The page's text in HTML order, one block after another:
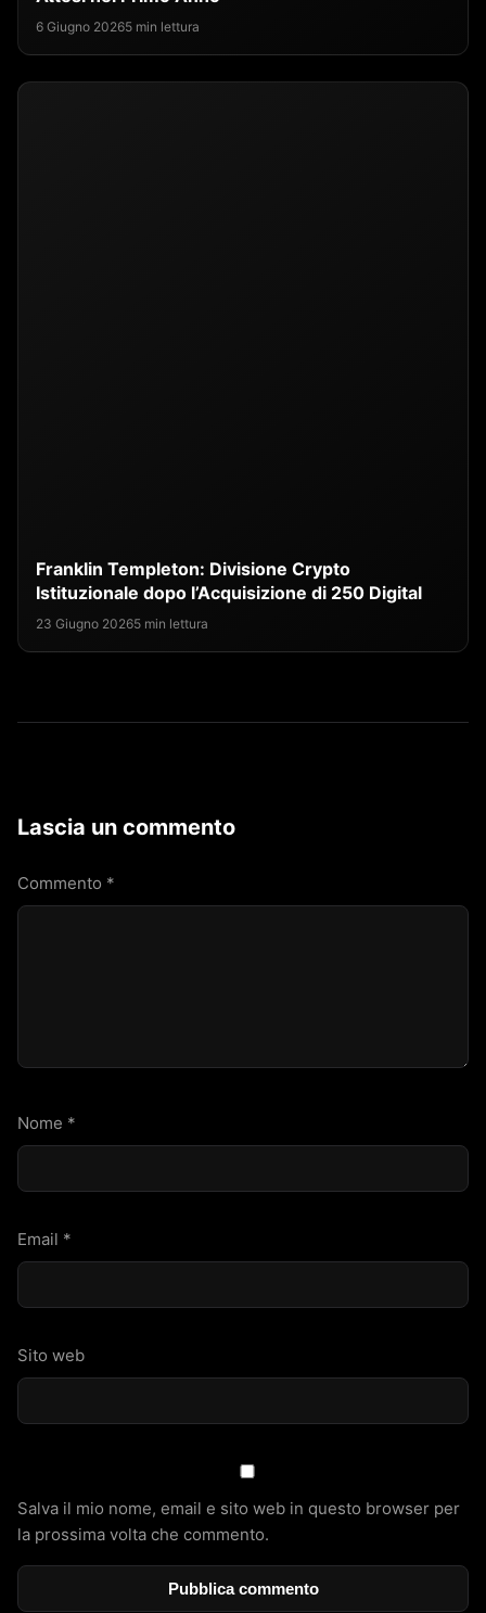
6 Giugno 20265 min lettura
Franklin Templeton: Divisione Crypto
Istituzionale dopo l’Acquisizione di 250 Digital
23 Giugno 20265 min lettura
Lascia un commento
Commento *
Nome *
Email *
Sito web
Salva il mio nome, email e sito web in questo browser per
la prossima volta che commento.